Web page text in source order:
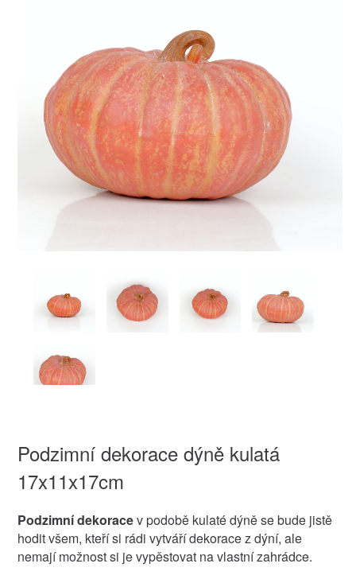
Podzimní dekorace dýně kulatá
17x11x17cm
Podzimní dekoracev podobě kulaté dýně se bude jistě
hodit všem, kteří si rádi vytváří dekorace z dýní, ale
nemají možnost si je vypěstovat na vlastní zahrádce.